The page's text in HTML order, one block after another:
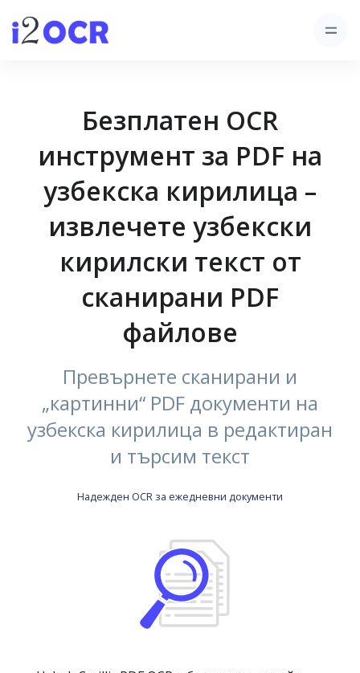
Безплатен OCR
инструмент за PDF на
узбекска кирилица –
извлечете узбекски
кирилски текст от
сканирани PDF
файлове
Превърнете сканирани и
„картинни“ PDF документи на
узбекска кирилица в редактиран
и търсим текст
Надежден OCR за ежедневни документи